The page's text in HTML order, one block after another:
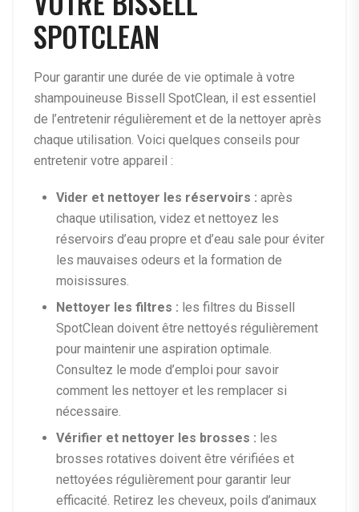
SPOTCLEAN
Pour garantir une durée de vie optimale à votre
shampouineuse Bissell SpotClean, il est essentiel
de l’entretenir régulièrement et de la nettoyer après
chaque utilisation. Voici quelques conseils pour
entretenir votre appareil :
Vider et nettoyer les réservoirs : après
chaque utilisation, videz et nettoyez les
réservoirs d’eau propre et d’eau sale pour éviter
les mauvaises odeurs et la formation de
moisissures.
Nettoyer les filtres : les filtres du Bissell
SpotClean doivent être nettoyés régulièrement
pour maintenir une aspiration optimale.
Consultez le mode d’emploi pour savoir
comment les nettoyer et les remplacer si
nécessaire.
Vérifier et nettoyer les brosses : les
brosses rotatives doivent être vérifiées et
nettoyées régulièrement pour garantir leur
efficacité. Retirez les cheveux, poils d’animaux